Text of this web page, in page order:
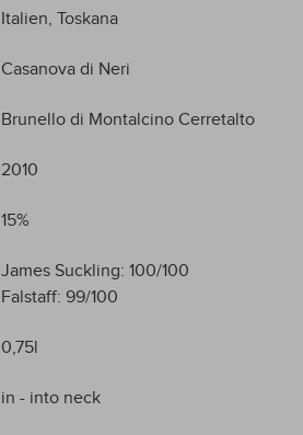
Italien, Toskana
Casanova di Neri
Brunello di Montalcino Cerretalto
2010
15%
James Suckling: 100/100
Falstaff: 99/100
0,75l
in - into neck